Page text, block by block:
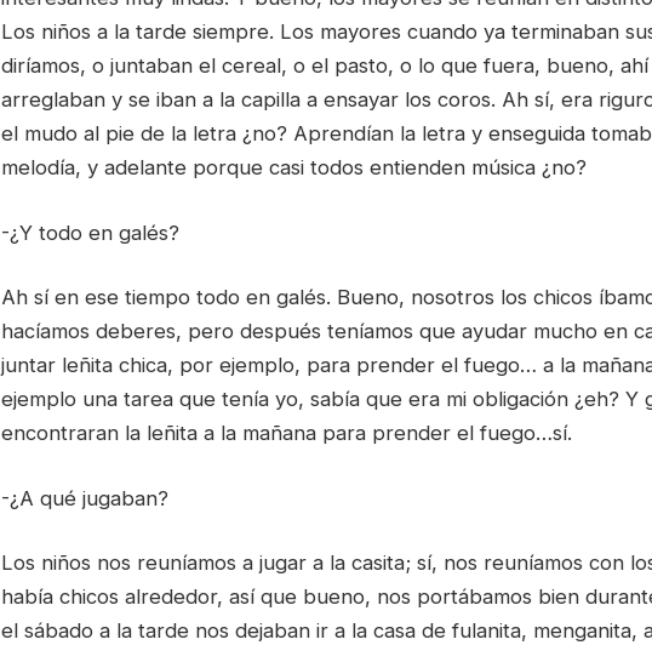
Los niños a la tarde siempre. Los mayores cuando ya terminaban
diríamos, o juntaban el cereal, o el pasto, o lo que fuera, bueno,
arreglaban y se iban a la capilla a ensayar los coros. Ah sí, era
el mudo al pie de la letra ¿no? Aprendían la letra y enseguida
melodía, y adelante porque casi todos entienden música ¿no?
-¿Y todo en galés?
Ah sí en ese tiempo todo en galés. Bueno, nosotros los chicos
hacíamos deberes, pero después teníamos que ayudar mucho en
juntar leñita chica, por ejemplo, para prender el fuego… a la
ejemplo una tarea que tenía yo, sabía que era mi obligación ¿eh? Y
encontraran la leñita a la mañana para prender el fuego…sí.
-¿A qué jugaban?
Los niños nos reuníamos a jugar a la casita; sí, nos reuníamos con
había chicos alrededor, así que bueno, nos portábamos bien
el sábado a la tarde nos dejaban ir a la casa de fulanita, menganita,